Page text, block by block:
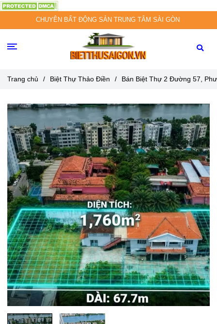
CHUYÊN BẤT ĐỘNG SẢN TRUNG TÂM SÀI GÒN
Trang chủ / Biệt Thự Thảo Điền / Bán Biệt Thự 2 Đường 57,